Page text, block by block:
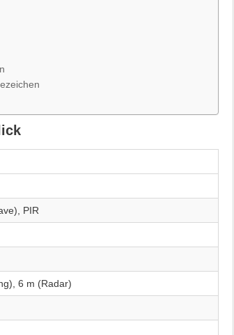
PIR
6 m (Radar)